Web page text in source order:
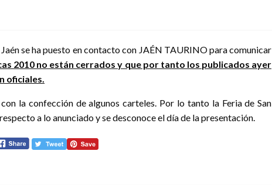
se ha puesto en contacto con JAÉN TAURINO para comunicar
2010 no están cerrados y que por tanto los publicados ayer
oficiales.
la confección de algunos carteles. Por lo tanto la Feria de San
a lo anunciado y se desconoce el día de la presentación.